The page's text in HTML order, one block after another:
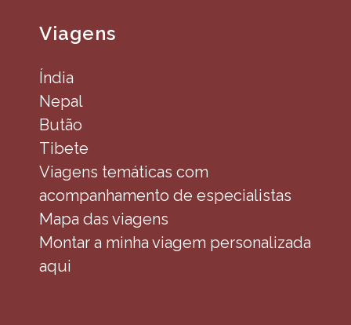
Viagens
Índia
Nepal
Butão
Tibete
Viagens temáticas com
acompanhamento de especialistas
Mapa das viagens
Montar a minha viagem personalizada
aqui